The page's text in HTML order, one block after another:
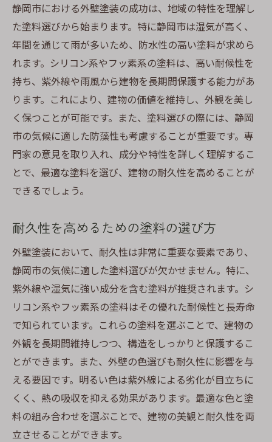
静岡市における外壁塗装の成功は、地域の特性を理解し
た塗料選びから始まります。特に静岡市は湿気が高く、
年間を通じて雨が多いため、防水性の高い塗料が求めら
れます。シリコン系やフッ素系の塗料は、高い耐候性を
持ち、紫外線や雨風から建物を長期間保護する能力があ
ります。これにより、建物の価値を維持し、外観を美し
く保つことが可能です。また、塗料選びの際には、静岡
市の気候に適した防藻性も考慮することが重要です。専
門家の意見を取り入れ、成分や特性を詳しく理解するこ
とで、最適な塗料を選び、建物の耐久性を高めることが
できるでしょう。
耐久性を高めるための塗料の選び方
外壁塗装において、耐久性は非常に重要な要素であり、
静岡市の気候に適した塗料選びが欠かせません。特に、
紫外線や湿気に強い成分を含む塗料が推奨されます。シ
リコン系やフッ素系の塗料はその優れた耐候性と長寿命
で知られています。これらの塗料を選ぶことで、建物の
外観を長期間維持しつつ、構造をしっかりと保護するこ
とができます。また、外壁の色選びも耐久性に影響を与
える要因です。明るい色は紫外線による劣化が目立ちに
くく、熱の吸収を抑える効果があります。最適な色と塗
料の組み合わせを選ぶことで、建物の美観と耐久性を両
立させることができます。